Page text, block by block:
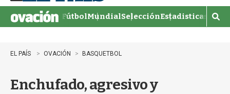
n
u
FútbolMundialSelecciónEstadisticas
M
o
EL PAÍS OVACIÓN BASQUETBOL
Enchufado, agresivo y